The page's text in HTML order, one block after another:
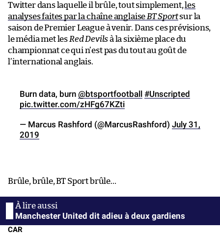
Twitter dans laquelle il brûle, tout simplement, les
analyses faites par la chaîne anglaise BT Sportsur la
saison de Premier League à venir. Dans ces prévisions,
le média met les Red Devilsà la sixième place du
championnat ce qui n’est pas du tout au goût de
l’international anglais.
Burn data, burn @btsportfootball #Unscripted
pic.twitter.com/zHFg67KZti
— Marcus Rashford (@MarcusRashford) July 31,
2019
Brûle, brûle, BT Sport brûle…
Manchester United dit adieu à deux gardiens
CAR